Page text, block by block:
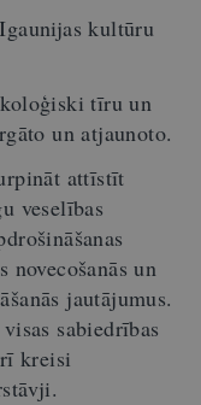
kultūru
tīru un
un atjaunoto.
attīstīt
veselības
novecošanās un
jautājumus.
sabiedrības
kreisi